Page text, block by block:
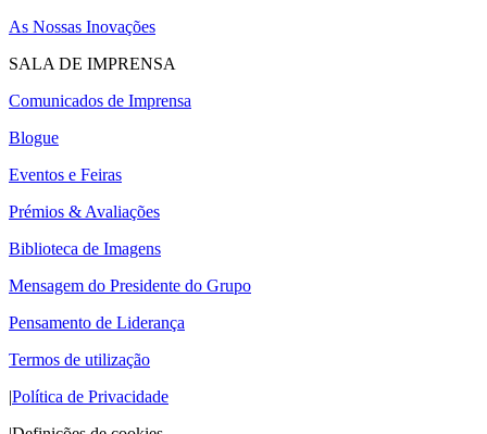
As Nossas Inovações
SALA DE IMPRENSA
Comunicados de Imprensa
Blogue
Eventos e Feiras
Prémios & Avaliações
Biblioteca de Imagens
Mensagem do Presidente do Grupo
Pensamento de Liderança
Termos de utilização
|Política de Privacidade